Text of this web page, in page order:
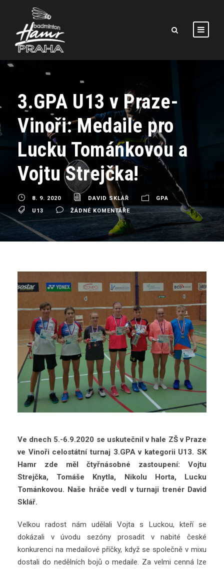
3.GPA U13 v Praze-
Vinoři: Medaile pro
Lucku Tománkovou a
Vojtu Strejčka!
8. 9. 2020 DAVID SKLÁŘ
GPA
U13
ŽÁDNÉ KOMENTÁŘE
Ve dnech 5.-6.9.2020 se uskutečnil v hale ZŠ v Praze
ve Vinoři celostátní turnaj 3.GPA v kategorii U13. SK
Hamr zde měl čtyřnásobné zastoupení: Vojtu
Strejčka, Tomáše Knytla, Nikolu Horta, Lucku
Tománkovou. Naše hráče vedl v turnaji trenér David
Sklář.
Velkou radost nám udělali Vojta s Luckou, kteří se
dokázali v úvodu sezóny prosadit v nabité české
konkurenci na medailové příčky, když se společně v mixu
dostali do nedělních bojů o medaile. Za velmi cenná lze